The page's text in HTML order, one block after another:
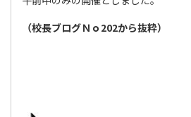
（校長ブログＮｏ202から抜粋）